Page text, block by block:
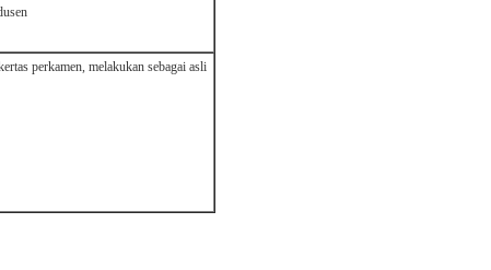
perkamen, melakukan sebagai asli